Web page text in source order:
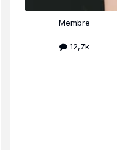
Membre
12,7k